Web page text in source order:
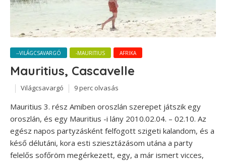
--VILÁGCSAVARGÓ -MAURITIUS AFRIKA
Mauritius, Cascavelle
Világcsavargó 9 perc olvasás
Mauritius 3. rész Amiben oroszlán szerepet játszik egy
oroszlán, és egy Mauritius -i lány 2010.02.04. – 02.10. Az
egész napos partyzásként felfogott szigeti kalandom, és a
késő délutáni, kora esti sziesztázásom utána a party
felelős sofőröm megérkezett, egy, a már ismert vicces,